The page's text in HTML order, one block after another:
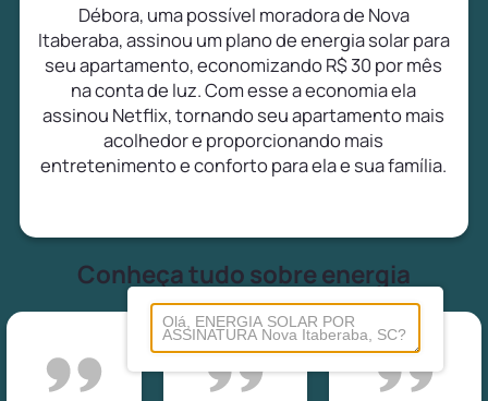
Débora, uma possível moradora de Nova
Itaberaba, assinou um plano de energia solar para
seu apartamento, economizando R$ 30 por mês
na conta de luz. Com esse a economia ela
assinou Netflix, tornando seu apartamento mais
acolhedor e proporcionando mais
entretenimento e conforto para ela e sua família.
Conheça tudo sobre energia